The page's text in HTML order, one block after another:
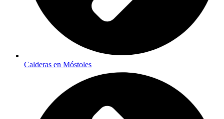
Calderas en Móstoles